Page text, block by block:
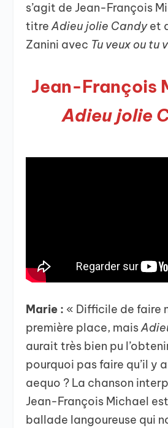
s’agit de Jean-François
titreAdieu jolie Candyet
Zanini avec Tu veux ou tu
Jean-François
Adieu jolie
Marie : « Difficile de faire
première place, mais
aurait très bien pu
pourquoi pas faire qu’il y
aequo ? La chanson
Jean-François Michael
ballade langoureuse qui